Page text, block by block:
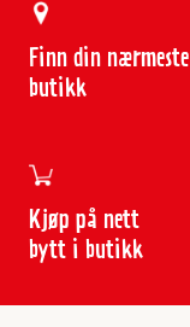
Finn din nærmeste
butikk
Kjøp på nett
bytt i butikk